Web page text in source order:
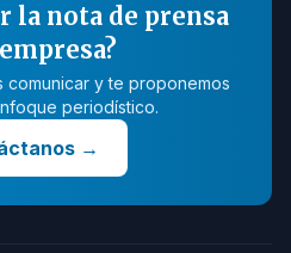
la nota de prensa
comunicar y te proponemos
periodístico.
→